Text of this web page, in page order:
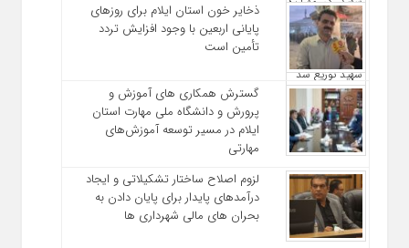
ذخایر خون استان ایلام برای روزهای
پایانی اربعین با وجود افزایش تردد
تأمین است
گسترش همکاری‌ های آموزش و
پرورش و دانشگاه ملی مهارت استان
ایلام در مسیر توسعه آموزش‌های
مهارتی
لزوم اصلاح ساختار تشکیلاتی و ایجاد
درآمدهای پایدار برای پایان دادن به
بحران‌ های مالی شهرداری‌ ها